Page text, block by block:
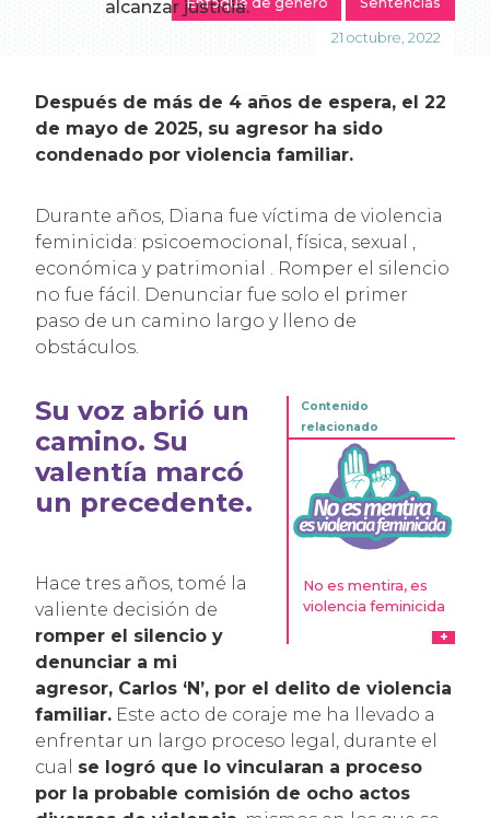
alcanzar justicia.
21 octubre, 2022
Después de más de 4 años de espera, el 22
de mayo de 2025, su agresor ha sido
condenado por violencia familiar.
Durante años, Diana fue víctima de violencia
feminicida: psicoemocional, física, sexual ,
económica y patrimonial . Romper el silencio
no fue fácil. Denunciar fue solo el primer
paso de un camino largo y lleno de
obstáculos.
No es mentira, es
violencia feminicida
Su voz abrió un
camino. Su
valentía marcó
un precedente.
Hace tres años, tomé la
valiente decisión de
romper el silencio y
denunciar a mi
agresor, Carlos ‘N’, por el delito de violencia
familiar. Este acto de coraje me ha llevado a
enfrentar un largo proceso legal, durante el
cual se logró que lo vincularan a proceso
por la probable comisión de ocho actos